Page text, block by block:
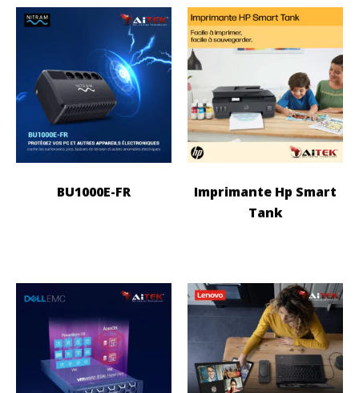
BU1000E-FR
Imprimante Hp Smart
Tank